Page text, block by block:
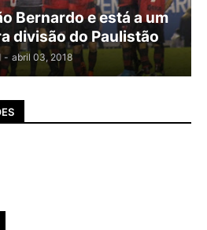
Bernardo e está a um
divisão do Paulistão
- abril 03, 2018